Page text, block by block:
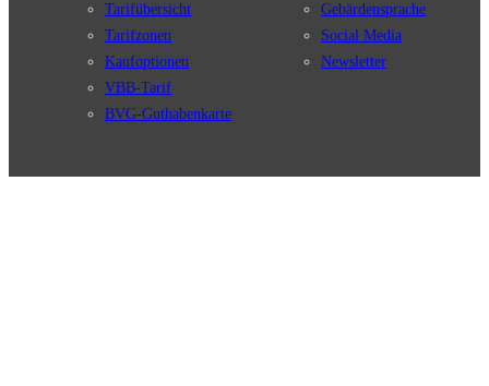
Tarifübersicht
Tarifzonen
Kaufoptionen
VBB-Tarif
BVG-Guthabenkarte
Gebärdensprache
Social Media
Newsletter